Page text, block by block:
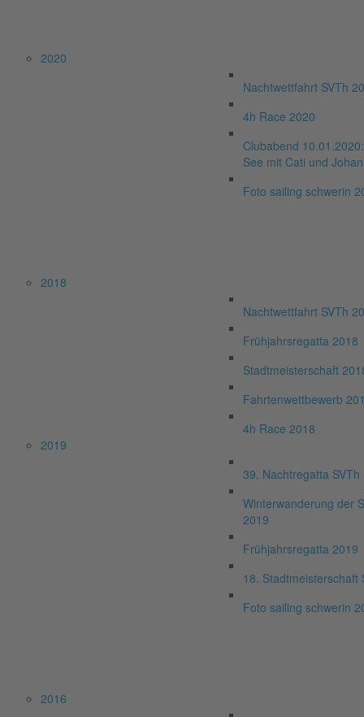
2020
Nachtwettfahrt SVTh
4h Race 2020
Clubabend
See mit Cati und
Foto sailing schwerin
2018
Nachtwettfahrt SVTh
Frühjahrsregatta 2018
Stadtmeisterschaft
Fahrtenwettbewerb
4h Race 2018
2019
39. Nachtregatta
Winterwanderung der
2019
Frühjahrsregatta 2019
18. Stadtmeisterschaft
Foto sailing schwerin
2016